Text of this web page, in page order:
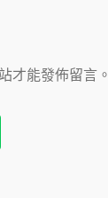
才能發佈留言。